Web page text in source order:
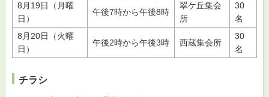
8月19日（月曜
日）
午後7時から午後8時
翠ケ丘集会
所
30
名
8月20日（火曜
日）
午後2時から午後3時 西蔵集会所
30
名
チラシ